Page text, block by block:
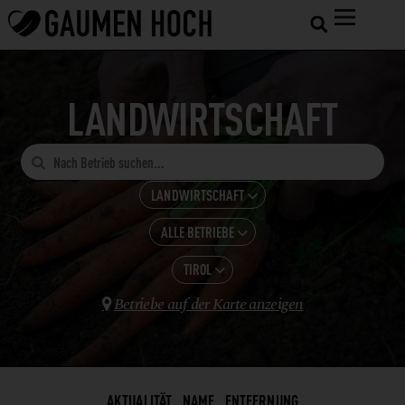
LANDWIRTSCHAFT

LANDWIRTSCHAFT 
ALLE KATEGORIEN
GASTRONOMIE
HOTELS
LANDWIRTSCHAFT
WEINBAU
ALLE BETRIEBE 
ALLE ANZEIGEN
BROT
ESSIG
FEINKOSTERZEUGNISSE
TIROL 
BADEN-WÜRTTEMBERG
BURGENLAND
 Betriebe auf der Karte anzeigen
AKTUALITÄT NAME ENTFERNUNG